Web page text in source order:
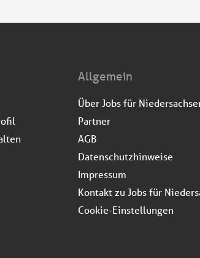
Allgemein
Über Jobs für
Partner
AGB
Datenschutzhinweise
Impressum
Kontakt zu Jobs für
Cookie-Einstellungen